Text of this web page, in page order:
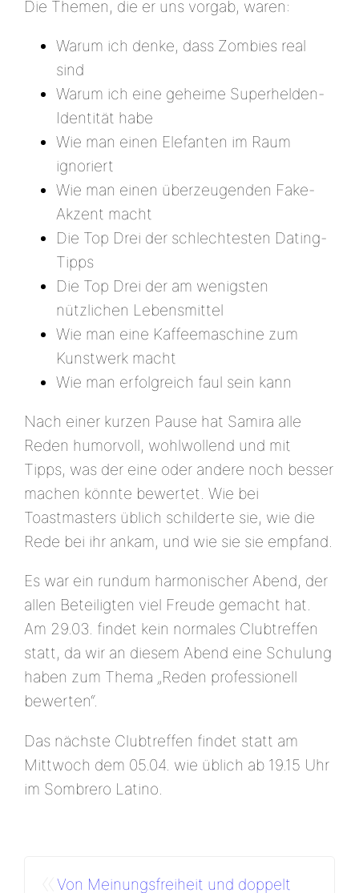
Die Themen, die er uns vorgab, waren:
Warum ich denke, dass Zombies real
sind
Warum ich eine geheime Superhelden-
Identität habe
Wie man einen Elefanten im Raum
ignoriert
Wie man einen überzeugenden Fake-
Akzent macht
Die Top Drei der schlechtesten Dating-
Tipps
Die Top Drei der am wenigsten
nützlichen Lebensmittel
Wie man eine Kaffeemaschine zum
Kunstwerk macht
Wie man erfolgreich faul sein kann
Nach einer kurzen Pause hat Samira alle
Reden humorvoll, wohlwollend und mit
Tipps, was der eine oder andere noch besser
machen könnte bewertet. Wie bei
Toastmasters üblich schilderte sie, wie die
Rede bei ihr ankam, und wie sie sie empfand.
Es war ein rundum harmonischer Abend, der
allen Beteiligten viel Freude gemacht hat.
Am 29.03. findet kein normales Clubtreffen
statt, da wir an diesem Abend eine Schulung
haben zum Thema „Reden professionell
bewerten“.
Das nächste Clubtreffen findet statt am
Mittwoch dem 05.04. wie üblich ab 19.15 Uhr
im Sombrero Latino.
«Von Meinungsfreiheit und doppelt